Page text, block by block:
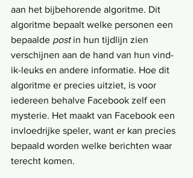
aan het bijbehorende algoritme. Dit
algoritme bepaalt welke personen een
bepaalde post in hun tijdlijn zien
verschijnen aan de hand van hun vind-
ik-leuks en andere informatie. Hoe dit
algoritme er precies uitziet, is voor
iedereen behalve Facebook zelf een
mysterie. Het maakt van Facebook een
invloedrijke speler, want er kan precies
bepaald worden welke berichten waar
terecht komen.